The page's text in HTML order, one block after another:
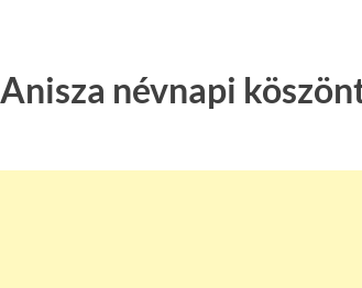
Anisza névnapi